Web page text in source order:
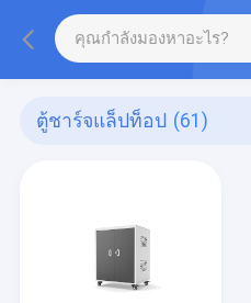
ตู้ชาร์จแล็ปท็อป (61)